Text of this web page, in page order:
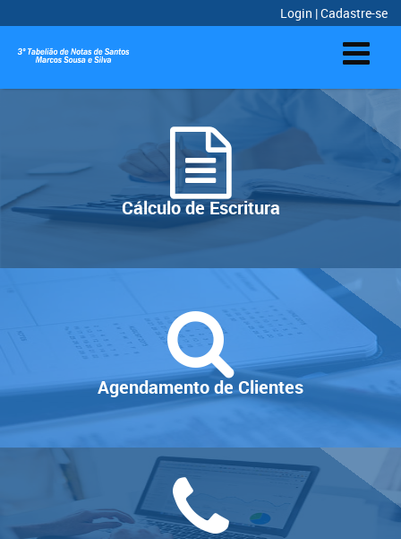
Login |Cadastre-se
Cálculo de Escritura
Agendamento de Clientes